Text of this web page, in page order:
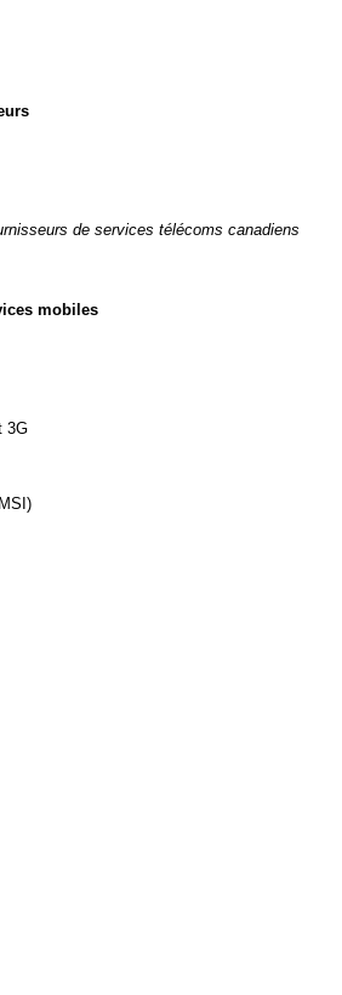
de services télécoms canadiens
mobiles
3G